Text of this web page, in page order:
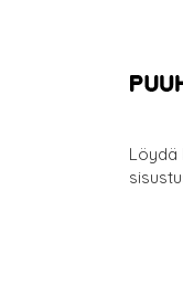
Löydä